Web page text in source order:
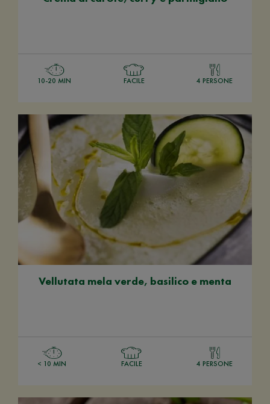
10-20 MIN FACILE 4 PERSONE
Vellutata mela verde, basilico e menta
< 10 MIN FACILE 4 PERSONE